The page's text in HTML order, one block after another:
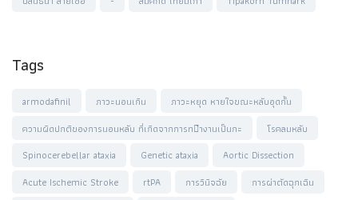
Tags
armodafinil ภาวะนอนเกิน
ภาวะหยุด หายใจขณะหลับอุดกั้น
ความผิดปกติของการนอนหลับ ที่เกิดจากการท􀄬ำงานเป็นกะ
โรคลมหลับ
Spinocerebellar ataxia
Genetic ataxia
Aortic Dissection
Acute Ischemic Stroke
rtPA การวินิจฉัย
การผ่าตัดฉุกเฉิน